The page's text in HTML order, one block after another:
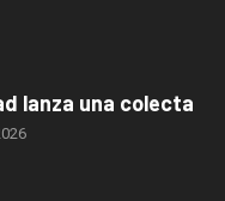
lanza una colecta